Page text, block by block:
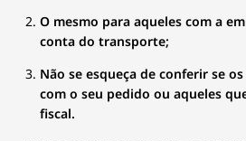
O mesmo para aqueles com a
conta do transporte;
Não se esqueça de conferir se
com o seu pedido ou aqueles
fiscal.